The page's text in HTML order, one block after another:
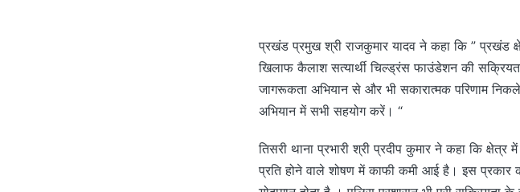
प्रखंड प्रमुख श्री राजकुमार यादव ने कहा कि ” प्रखंड
खिलाफ कैलाश सत्यार्थी चिल्ड्रंस फाउंडेशन की
जागरूकता अभियान से और भी सकारात्मक परिणाम
अभियान में सभी सहयोग करें। “
तिसरी थाना प्रभारी श्री प्रदीप कुमार ने कहा कि
प्रति होने वाले शोषण में काफी कमी आई है। इस प्रकार